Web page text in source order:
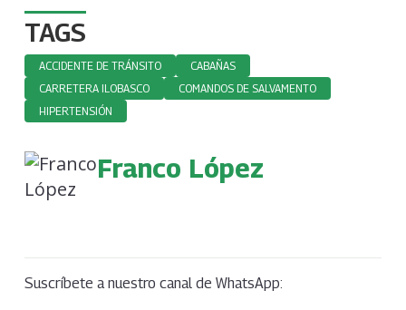
TAGS
ACCIDENTE DE TRÁNSITO
CABAÑAS
CARRETERA ILOBASCO
COMANDOS DE SALVAMENTO
HIPERTENSIÓN
Franco López
Suscríbete a nuestro canal de WhatsApp: